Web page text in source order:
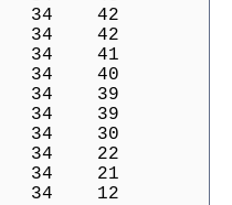
  34    42
  34    42
  34    41
  34    40
  34    39
  34    39
  34    30
  34    22
  34    21
  34    12